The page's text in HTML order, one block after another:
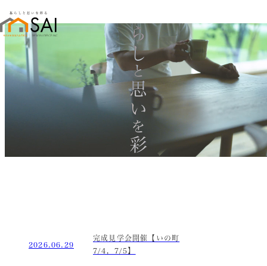
暮らし
と
思い
を
彩る
2026.06.29
完成見学会開催【いの町
7/4，7/5】